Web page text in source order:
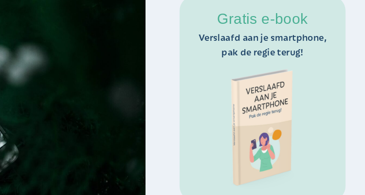
Gratis e-book
Verslaafd aan je smartphone,
pak de regie terug!